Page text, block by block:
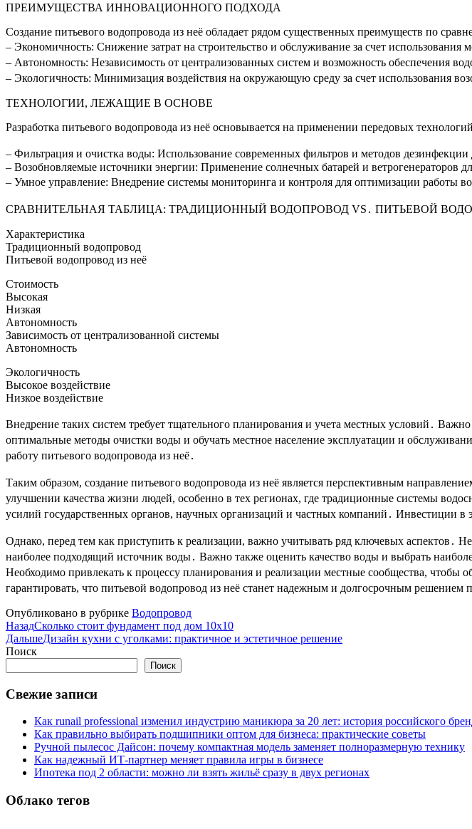
ПРЕИМУЩЕСТВА ИННОВАЦИОННОГО ПОДХОДА
Создание питьевого водопровода из неё обладает рядом существенных преимуществ по
– Экономичность: Снижение затрат на строительство и обслуживание за счет
– Автономность: Независимость от централизованных систем и возможность обеспечения
– Экологичность: Минимизация воздействия на окружающую среду за счет использования
ТЕХНОЛОГИИ, ЛЕЖАЩИЕ В ОСНОВЕ
Разработка питьевого водопровода из неё основывается на применении передовых
– Фильтрация и очистка воды: Использование современных фильтров и методов дезинфекции
– Возобновляемые источники энергии: Применение солнечных батарей и ветрогенераторов
– Умное управление: Внедрение системы мониторинга и контроля для оптимизации работы
СРАВНИТЕЛЬНАЯ ТАБЛИЦА: ТРАДИЦИОННЫЙ ВОДОПРОВОД VS․ ПИТЬЕВОЙ
Характеристика
Традиционный водопровод
Питьевой водопровод из неё
Стоимость
Высокая
Низкая
Автономность
Зависимость от централизованной системы
Автономность
Экологичность
Высокое воздействие
Низкое воздействие
Внедрение таких систем требует тщательного планирования и учета местных условий․
оптимальные методы очистки воды и обучать местное население эксплуатации и
работу питьевого водопровода из неё․
Таким образом, создание питьевого водопровода из неё является перспективным
улучшении качества жизни людей, особенно в тех регионах, где традиционные системы
усилий государственных органов, научных организаций и частных компаний․ Инвестиции в
Однако, перед тем как приступить к реализации, важно учитывать ряд ключевых аспектов․
наиболее подходящий источник воды․ Важно также оценить качество воды и выбрать
Необходимо привлекать к процессу планирования и реализации местные сообщества, чтобы
гарантировать, что питьевой водопровод из неё станет надежным и долгосрочным решением
Опубликовано в рубрике Водопровод
НазадСколько стоит фундамент под дом 10х10
ДальшеДизайн кухни с уголками: практичное и эстетичное решение
Поиск
Поиск
Свежие записи
Как runail professional изменил индустрию маникюра за 20 лет: история российского
Как правильно выбирать подшипники оптом для бизнеса: практические советы
Ручной пылесос Дайсон: почему компактная модель заменяет полноразмерную технику
Как надежный ИТ-партнер меняет правила игры в бизнесе
Ипотека под 2 области: можно ли взять жильё сразу в двух регионах
Облако тегов